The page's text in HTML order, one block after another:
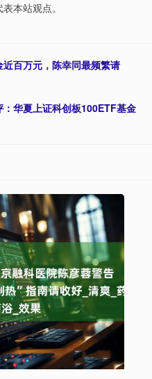
本站观点。
百万元，陈幸同最频繁请
华夏上证科创板100ETF基金